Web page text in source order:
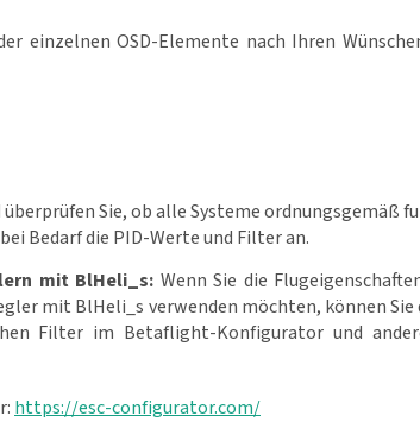
einzelnen OSD-Elemente nach Ihren
Sie, ob alle Systeme ordnungsgemäß
Bedarf die PID-Werte und Filter an.
mit BlHeli_s: Wenn Sie die
mit BlHeli_s verwenden möchten, können Sie
Filter im Betaflight-Konfigurator und
https://esc-configurator.com/